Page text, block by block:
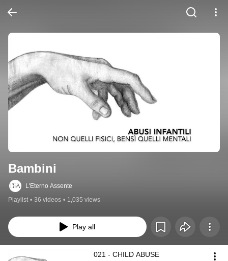
Bambini
L'Eterno Assente
Playlist • 36 videos • 1,035 views
Play all
021 - CHILD ABUSE